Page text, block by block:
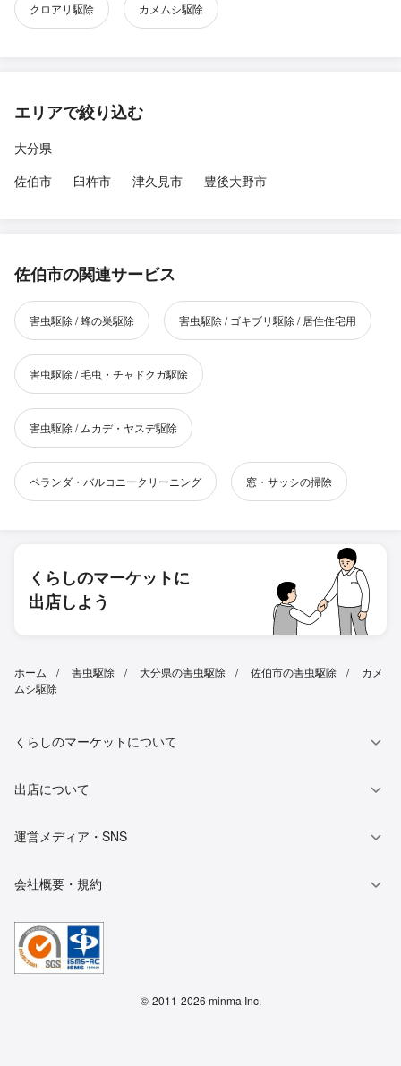
クロアリ駆除 カメムシ駆除
エリアで絞り込む
大分県
佐伯市
臼杵市 津久見市 豊後大野市
佐伯市の関連サービス
害虫駆除 / 蜂の巣駆除 害虫駆除 / ゴキブリ駆除 / 居住住宅用
害虫駆除 / 毛虫・チャドクガ駆除
害虫駆除 / ムカデ・ヤスデ駆除
ベランダ・バルコニークリーニング 窓・サッシの掃除
くらしのマーケットに
出店しよう
ホーム 害虫駆除 大分県の害虫駆除 佐伯市の害虫駆除
カメ
ムシ駆除
くらしのマーケットについて
出店について
運営メディア・SNS
会社概要・規約
© 2011-2026 minma Inc.